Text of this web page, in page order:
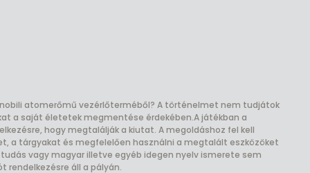
atomerőmű vezérlőterméből? A történelmet nem tudjátok
a saját életetek megmentése érdekében.A játékban a
hogy megtalálják a kiutat. A megoldáshoz fel kell
a tárgyakat és megfelelően használni a megtalált eszközöket
vagy magyar illetve egyéb idegen nyelv ismerete sem
rendelkezésre áll a pályán.